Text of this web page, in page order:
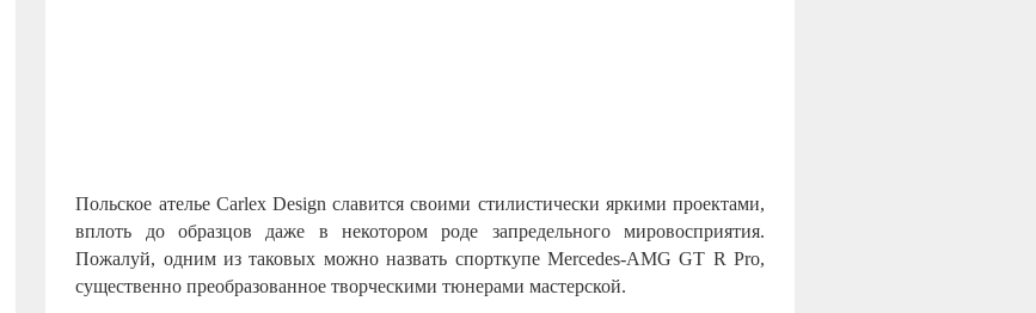
Польское ателье Carlex Design славится своими стилистически яркими проектами,
вплоть до образцов даже в некотором роде запредельного мировосприятия.
Пожалуй, одним из таковых можно назвать спорткупе Mercedes-AMG GT R Pro,
существенно преобразованное творческими тюнерами мастерской.